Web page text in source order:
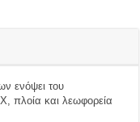
ενόψει του
πλοία και λεωφορεία